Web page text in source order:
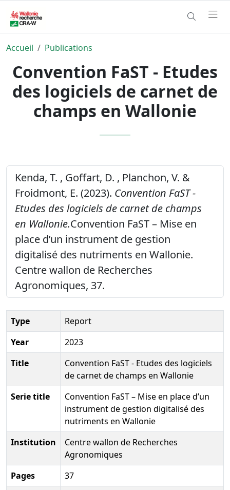
Accueil Publications
Convention FaST - Etudes
des logiciels de carnet de
champs en Wallonie
Kenda, T. , Goffart, D. , Planchon, V. &
Froidmont, E. (2023). Convention FaST -
Etudes des logiciels de carnet de champs
en Wallonie.Convention FaST – Mise en
place d’un instrument de gestion
digitalisé des nutriments en Wallonie.
Centre wallon de Recherches
Agronomiques, 37.
Type
Report
Year
2023
Title
Convention FaST - Etudes des logiciels
de carnet de champs en Wallonie
Serie title
Convention FaST – Mise en place d’un
instrument de gestion digitalisé des
nutriments en Wallonie
Institution
Centre wallon de Recherches
Agronomiques
Pages
37